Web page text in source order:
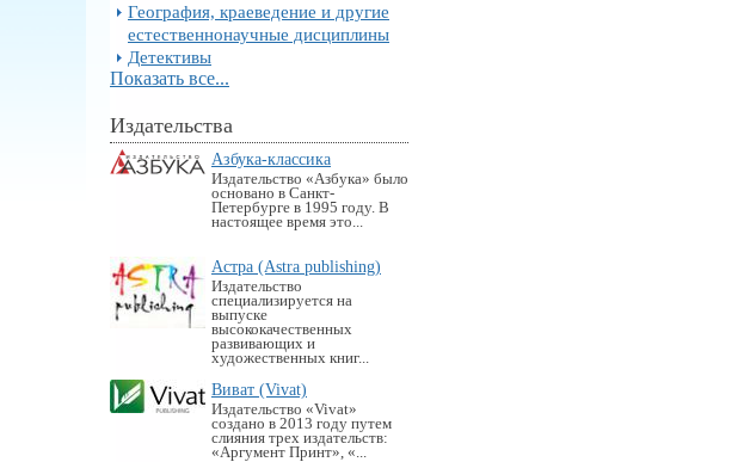
География, краеведение и другие
естественнонаучные дисциплины
Детективы
Показать все...
Издательства
Азбука-классика
Издательство «Азбука» было
основано в Санкт-
Петербурге в 1995 году. В
настоящее время это...
Астра (Astra publishing)
Издательство
специализируется на
выпуске
высококачественных
развивающих и
художественных книг...
Виват (Vivat)
Издательство «Vivat»
создано в 2013 году путем
слияния трех издательств:
«Аргумент Принт», «...